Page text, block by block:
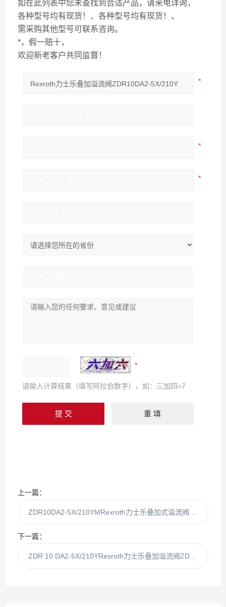
如在此列表中您未查找到合适产品，请来电详询，
各种型号均有现货！、各种型号均有现货！、
需采购其他型号可联系咨询。
*，假一赔十，
欢迎新老客户共同监督！
请输入计算结果（填写阿拉伯数字），如：三加四=7
上一篇：
下一篇：